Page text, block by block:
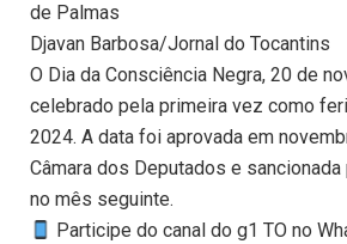
de Palmas
Djavan Barbosa/Jornal do Tocantins
O Dia da Consciência Negra, 20 de
celebrado pela primeira vez como
2024. A data foi aprovada em
Câmara dos Deputados e
no mês seguinte.
Participe do canal do g1 TO no